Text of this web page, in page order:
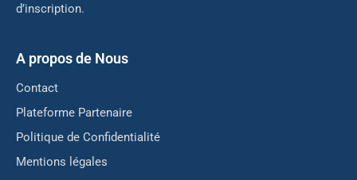
d’inscription.
A propos de Nous
Contact
Plateforme Partenaire
Politique de Confidentialité
Mentions légales